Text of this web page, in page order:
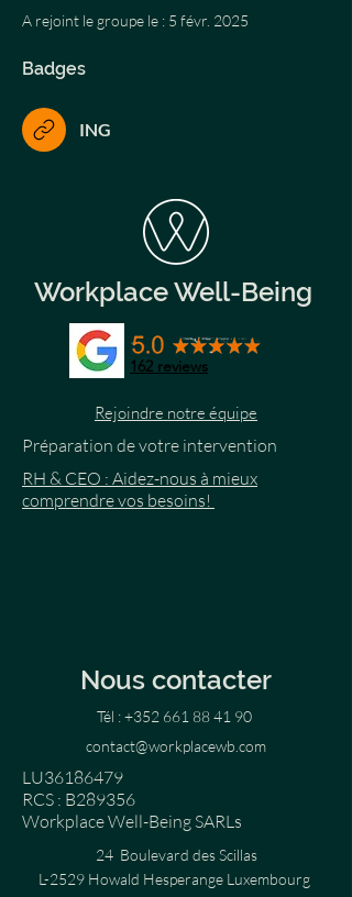
A rejoint le groupe le : 5 févr. 2025
Badges
ING
Workplace Well-Being
162 reviews
Rejoindre notre équipe
Préparation de votre intervention
RH & CEO : Aidez-nous à mieux
comprendre vos besoins!
Nous contacter
Tél :+352 661 88 41 90
contact@workplacewb.com
LU36186479
RCS : B289356
Workplace Well-Being SARLs
24 Boulevard des Scillas
L-2529 Howald Hesperange Luxembourg